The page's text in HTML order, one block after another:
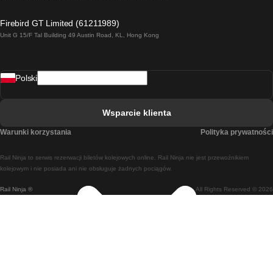
Pociąg Rzym - Neapol
Pociąg Madryt - Lizbona
Pociąg Madryt - Barcelona
Firebird GT Limited (61211989)
Unit G 15/F Tal Building 49 Austin Road, KL, Hong Kong
Rail Ninja ® All Rights Reserved © 2026
Rail Ninja to serwis rezerwacji biletów kolejowych online. Rail Ninja nie jest przewoźnikiem
kolejowym i nie posiada ani nie obsługuje żadnych pociągów.
Polski
Wsparcie klienta
Warunki korzystania Polityka prywatności